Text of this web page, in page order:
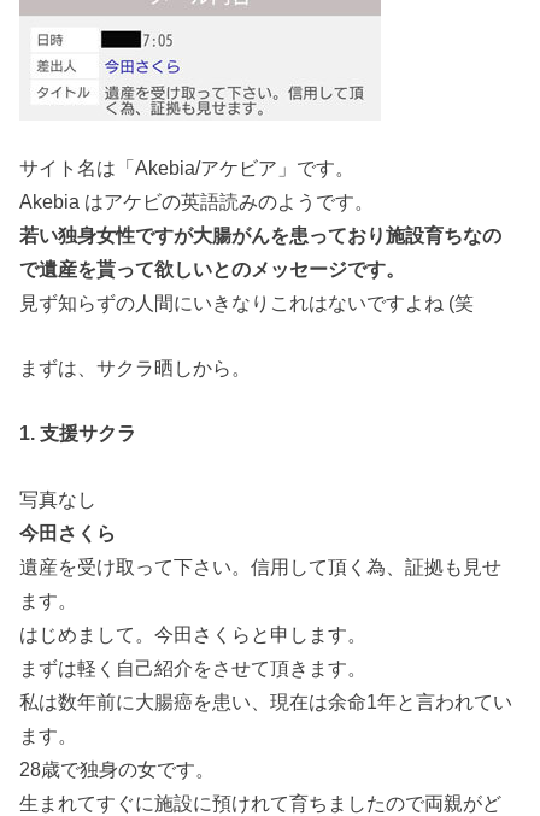
サイト名は「Akebia/アケビア」です。
Akebia はアケビの英語読みのようです。
若い独身女性ですが大腸がんを患っており施設育ちなの
で遺産を貰って欲しいとのメッセージです。
見ず知らずの人間にいきなりこれはないですよね (笑
まずは、サクラ晒しから。
1. 支援サクラ
写真なし
今田さくら
遺産を受け取って下さい。信用して頂く為、証拠も見せ
ます。
はじめまして。今田さくらと申します。
まずは軽く自己紹介をさせて頂きます。
私は数年前に大腸癌を患い、現在は余命1年と言われてい
ます。
28歳で独身の女です。
生まれてすぐに施設に預けれて育ちましたので両親がど